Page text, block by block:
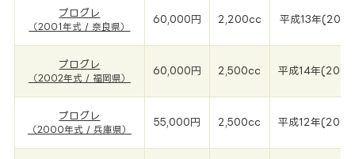
プログレ
（2001年式 / 奈良県）
60,000円 2,200cc 平成13年(2001
プログレ
（2002年式 / 福岡県）
60,000円 2,500cc 平成14年
プログレ
（2000年式 / 兵庫県）
55,000円 2,500cc 平成12年